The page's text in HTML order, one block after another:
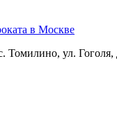
Томилино, ул. Гоголя,